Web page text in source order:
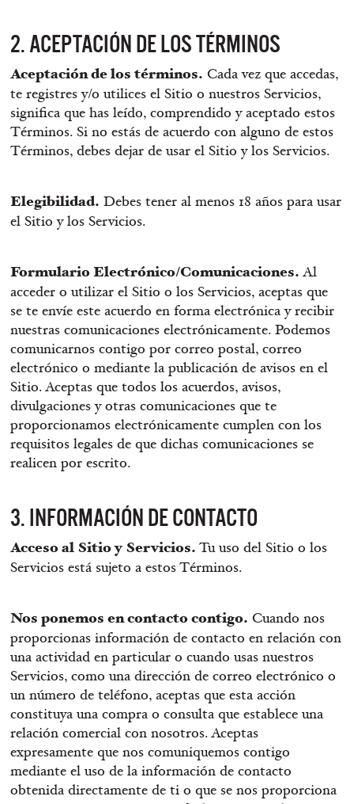
2. ACEPTACIÓN DE LOS TÉRMINOS
Aceptación de los términos. Cada vez que accedas,
te registres y/o utilices el Sitio o nuestros Servicios,
significa que has leído, comprendido y aceptado estos
Términos. Si no estás de acuerdo con alguno de estos
Términos, debes dejar de usar el Sitio y los Servicios.
Elegibilidad. Debes tener al menos 18 años para usar
el Sitio y los Servicios.
Formulario Electrónico/Comunicaciones. Al
acceder o utilizar el Sitio o los Servicios, aceptas que
se te envíe este acuerdo en forma electrónica y recibir
nuestras comunicaciones electrónicamente. Podemos
comunicarnos contigo por correo postal, correo
electrónico o mediante la publicación de avisos en el
Sitio. Aceptas que todos los acuerdos, avisos,
divulgaciones y otras comunicaciones que te
proporcionamos electrónicamente cumplen con los
requisitos legales de que dichas comunicaciones se
realicen por escrito.
3. INFORMACIÓN DE CONTACTO
Acceso al Sitio y Servicios. Tu uso del Sitio o los
Servicios está sujeto a estos Términos.
Nos ponemos en contacto contigo. Cuando nos
proporcionas información de contacto en relación con
una actividad en particular o cuando usas nuestros
Servicios, como una dirección de correo electrónico o
un número de teléfono, aceptas que esta acción
constituya una compra o consulta que establece una
relación comercial con nosotros. Aceptas
expresamente que nos comuniquemos contigo
mediante el uso de la información de contacto
obtenida directamente de ti o que se nos proporciona